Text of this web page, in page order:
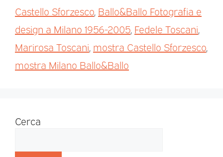
Castello Sforzesco Ballo&Ballo Fotografia e
design a Milano 1956-2005 Fedele Toscani
Marirosa Toscani mostra Castello Sforzesco
mostra Milano Ballo&Ballo
Cerca